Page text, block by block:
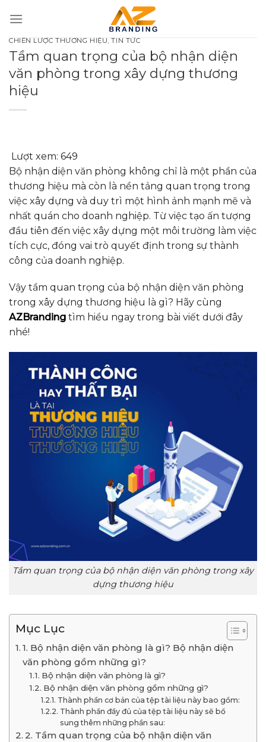
qua
nội
dung
CHIẾN LƯỢC THƯƠNG HIỆU,TIN TỨC
Tầm quan trọng của bộ nhận diện
văn phòng trong xây dựng thương
hiệu
Lượt xem: 649
Bộ nhận diện văn phòng không chỉ là một phần của
thương hiệu mà còn là nền tảng quan trọng trong
việc xây dựng và duy trì một hình ảnh mạnh mẽ và
nhất quán cho doanh nghiệp. Từ việc tạo ấn tượng
đầu tiên đến việc xây dựng một môi trường làm việc
tích cực, đóng vai trò quyết định trong sự thành
công của doanh nghiệp.
Vậy tầm quan trọng của bộ nhận diện văn phòng
trong xây dựng thương hiệu là gì? Hãy cùng
AZBranding tìm hiểu ngay trong bài viết dưới đây
nhé!
Tầm quan trọng của bộ nhận diện văn phòng trong xây
dựng thương hiệu
Mục Lục
1. Bộ nhận diện văn phòng là gì? Bộ nhận diện
văn phòng gồm những gì?
Bộ nhận diện văn phòng là gì?
Bộ nhận diện văn phòng gồm những gì?
Thành phần cơ bản của tệp tài liệu này bao gồm:
Thành phần đầy đủ của tệp tài liệu này sẽ bổ
sung thêm những phần sau:
2. Tầm quan trọng của bộ nhận diện văn